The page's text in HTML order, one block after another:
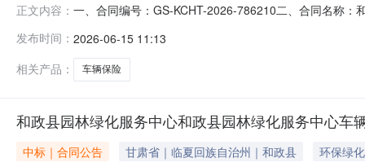
正文内容： 一、合同编号：GS-KCHT-2026-786210二、合同名称
支公司地址：甘肃省临夏回族自治州临夏市城北街道联
发布时间： 2026-06-15 11:13
相关产品：
车辆保险
和政县园林绿化服务中心和政县园林绿化服务中心
中标｜合同公告 甘肃省｜临夏回族自治州｜和政县
环保绿化